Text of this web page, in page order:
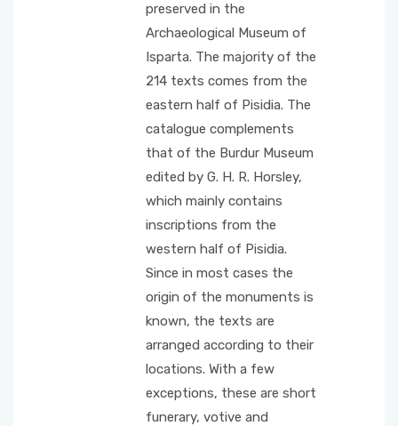
preserved in the
Archaeological Museum of
Isparta. The majority of the
214 texts comes from the
eastern half of Pisidia. The
catalogue complements
that of the Burdur Museum
edited by G. H. R. Horsley,
which mainly contains
inscriptions from the
western half of Pisidia.
Since in most cases the
origin of the monuments is
known, the texts are
arranged according to their
locations. With a few
exceptions, these are short
funerary, votive and